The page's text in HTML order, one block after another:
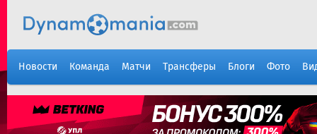
Новости Команда Матчи Трансферы Блоги Фото